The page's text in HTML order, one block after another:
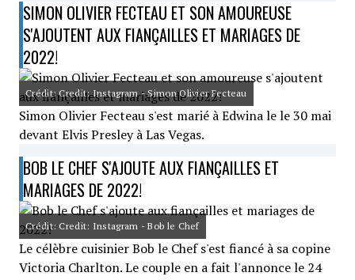
SIMON OLIVIER FECTEAU ET SON AMOUREUSE
S'AJOUTENT AUX FIANÇAILLES ET MARIAGES DE
2022!
Crédit: Credit: Instagram - Simon Olivier Fecteau
Simon Olivier Fecteau s'est marié à Edwina le le 30 mai
devant Elvis Presley à Las Vegas.
BOB LE CHEF S'AJOUTE AUX FIANÇAILLES ET
MARIAGES DE 2022!
Crédit: Credit: Instagram - Bob le Chef
Le célèbre cuisinier Bob le Chef s'est fiancé à sa copine
Victoria Charlton. Le couple en a fait l'annonce le 24